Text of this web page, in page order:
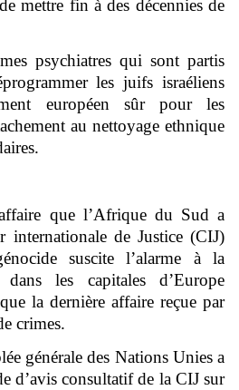
mettre fin à des décennies de
psychiatres qui sont partis
les juifs israéliens
européen sûr pour les
au nettoyage ethnique
que l’Afrique du Sud a
internationale de Justice (CIJ)
suscite l’alarme à la
les capitales d’Europe
la dernière affaire reçue par
crimes.
générale des Nations Unies a
d’avis consultatif de la CIJ sur